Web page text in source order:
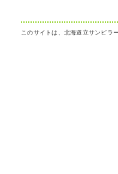
このサイトは、北海道立サンピラ